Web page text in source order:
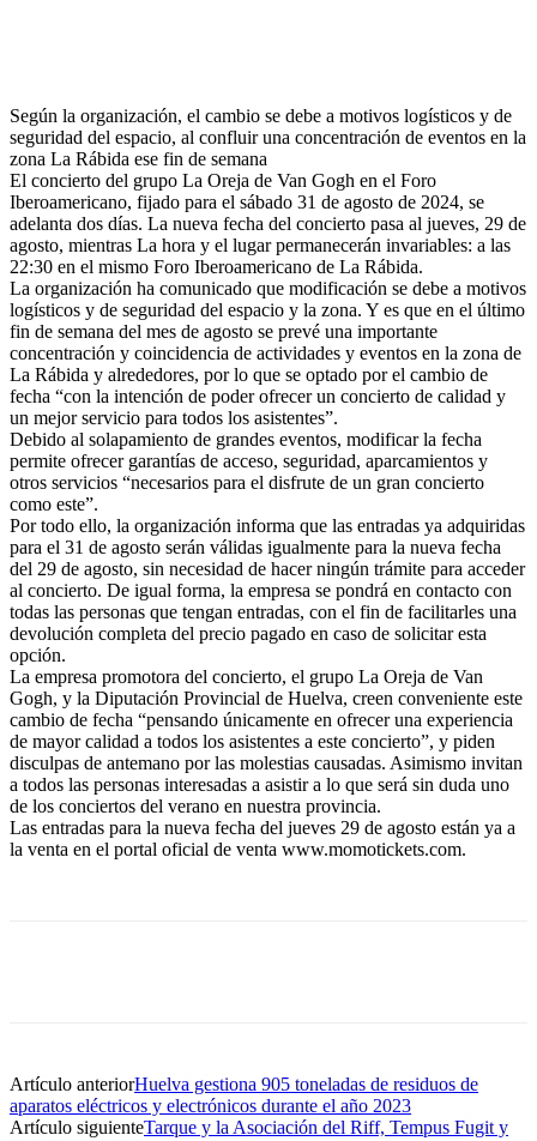
Según la organización, el cambio se debe a motivos logísticos y de
seguridad del espacio, al confluir una concentración de eventos en la
zona La Rábida ese fin de semana
El concierto del grupo La Oreja de Van Gogh en el Foro
Iberoamericano, fijado para el sábado 31 de agosto de 2024, se
adelanta dos días. La nueva fecha del concierto pasa al jueves, 29 de
agosto, mientras La hora y el lugar permanecerán invariables: a las
22:30 en el mismo Foro Iberoamericano de La Rábida.
La organización ha comunicado que modificación se debe a motivos
logísticos y de seguridad del espacio y la zona. Y es que en el último
fin de semana del mes de agosto se prevé una importante
concentración y coincidencia de actividades y eventos en la zona de
La Rábida y alrededores, por lo que se optado por el cambio de
fecha “con la intención de poder ofrecer un concierto de calidad y
un mejor servicio para todos los asistentes”.
Debido al solapamiento de grandes eventos, modificar la fecha
permite ofrecer garantías de acceso, seguridad, aparcamientos y
otros servicios “necesarios para el disfrute de un gran concierto
como este”.
Por todo ello, la organización informa que las entradas ya adquiridas
para el 31 de agosto serán válidas igualmente para la nueva fecha
del 29 de agosto, sin necesidad de hacer ningún trámite para acceder
al concierto. De igual forma, la empresa se pondrá en contacto con
todas las personas que tengan entradas, con el fin de facilitarles una
devolución completa del precio pagado en caso de solicitar esta
opción.
La empresa promotora del concierto, el grupo La Oreja de Van
Gogh, y la Diputación Provincial de Huelva, creen conveniente este
cambio de fecha “pensando únicamente en ofrecer una experiencia
de mayor calidad a todos los asistentes a este concierto”, y piden
disculpas de antemano por las molestias causadas. Asimismo invitan
a todos las personas interesadas a asistir a lo que será sin duda uno
de los conciertos del verano en nuestra provincia.
Las entradas para la nueva fecha del jueves 29 de agosto están ya a
la venta en el portal oficial de venta www.momotickets.com.
Artículo anteriorHuelva gestiona 905 toneladas de residuos de
aparatos eléctricos y electrónicos durante el año 2023
Artículo siguienteTarque y la Asociación del Riff, Tempus Fugit y